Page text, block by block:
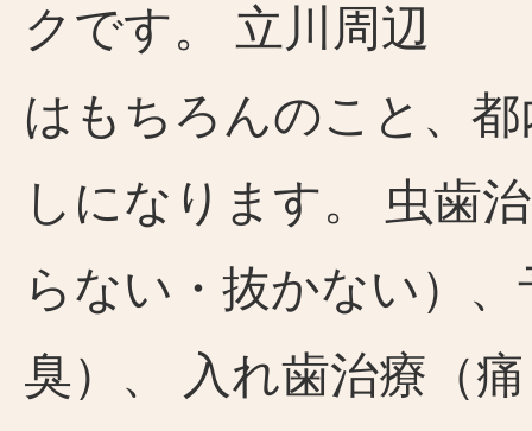
クです。 立川周辺
はもちろんのこと、
しになります。 虫歯
らない・抜かない）
臭）、 入れ歯治療（